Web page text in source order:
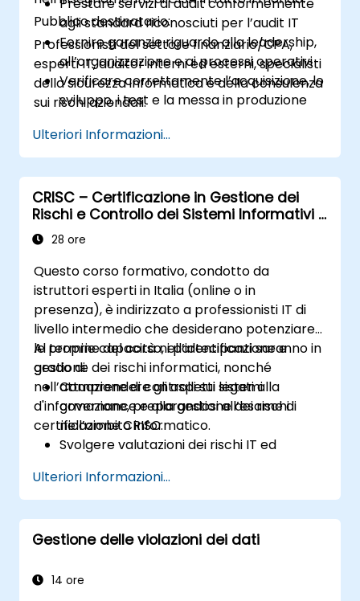
agli standard riconosciuti per l’audit IT
Fornire garanzie riguardo alla leadership,
all’organizzazione e ai processi operativi
Verificare correttamente l’acquisizione, lo
sviluppo, i test e la messa in produzione
Osservare con attenzione il
funzionamento delle operazioni IT,
comprese quelle gestite da terzi
Assicurarsi che le politiche, le norme e i
controlli di sicurezza rispettino i principi di
confidenzialità, integrità e disponibilità
Pubblico destinatario:
Professionisti del settore finanziario/CPA,
esperti IT, auditor interni ed esterni, specialisti
della sicurezza informatica e della consulenza
sui rischi aziendali.
Ulteriori Informazioni...
CRISC – Certificazione in Gestione dei
Rischi e Controllo dei Sistemi Informativi –
4 giorni
28 ore
Questo corso formativo, condotto da
istruttori esperti in Italia (online o in
presenza), è indirizzato a professionisti IT di
livello intermedio che desiderano potenziare
le proprie capacità nell’identificazione e
gestione dei rischi informatici, nonché
nell’attuazione di controlli sui sistemi
d'informazione, preparandosi all’esame di
certificazione CRISC.
Al termine del corso, i partecipanti saranno in
grado di:
Comprendere gli aspetti legati alla
governance e alla gestione dei rischi
nell’ambito informatico.
Svolgere valutazioni dei rischi IT ed
adeguate.
Progettare e attuare controlli efficaci sui
sistemi d'informazione.
Prepararsi in modo ottimale all’esame di
Ulteriori Informazioni...
Gestione delle violazioni dei dati
14 ore